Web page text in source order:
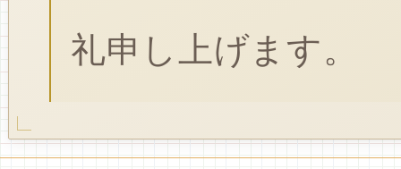
礼申し上げます。